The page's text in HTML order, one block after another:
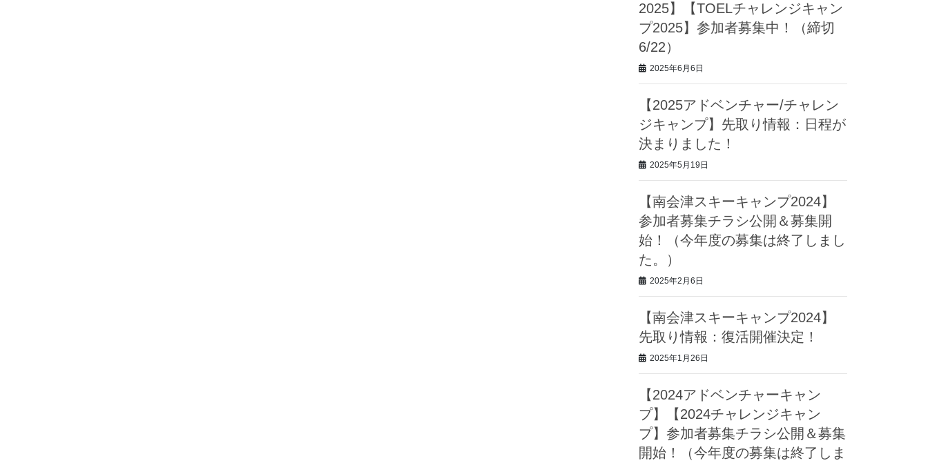
2025】【TOELチャレンジキャン
プ2025】参加者募集中！（締切
6/22）
2025年6月6日
【2025アドベンチャー/チャレン
ジキャンプ】先取り情報：日程が
決まりました！
2025年5月19日
【南会津スキーキャンプ2024】
参加者募集チラシ公開＆募集開
始！（今年度の募集は終了しまし
た。）
2025年2月6日
【南会津スキーキャンプ2024】
先取り情報：復活開催決定！
2025年1月26日
【2024アドベンチャーキャン
プ】【2024チャレンジキャン
プ】参加者募集チラシ公開＆募集
開始！（今年度の募集は終了しま